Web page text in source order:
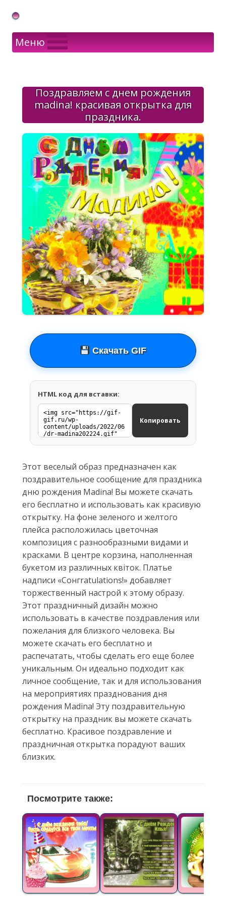
Gif Открытки в подарок
Меню
Поздравляем с днем рождения
madina! красивая открытка для
праздника.
Скачать GIF
HTML код для вставки:
Копировать
Этот веселый образ предназначен как
поздравительное сообщение для праздника
дню рождения Madina! Вы можете скачать
его бесплатно и использовать как красивую
открытку. На фоне зеленого и желтого
плейса расположилась цветочная
композиция с разнообразными видами и
красками. В центре корзина, наполненная
букетом из различных квіток. Платье
надписи «Сoнгratulations!» добавляет
торжественный настрой к этому образу.
Этот праздничный дизайн можно
использовать в качестве поздравления или
пожелания для близкого человека. Вы
можете скачать его бесплатно и
распечатать, чтобы сделать его еще более
уникальным. Он идеально подходит как
личное сообщение, так и для использования
на мероприятиях празднования дня
рождения Madina! Эту поздравительную
открытку на праздник вы можете скачать
бесплатно. Красивое поздравление и
праздничная открытка порадуют ваших
близких.
Посмотрите также: